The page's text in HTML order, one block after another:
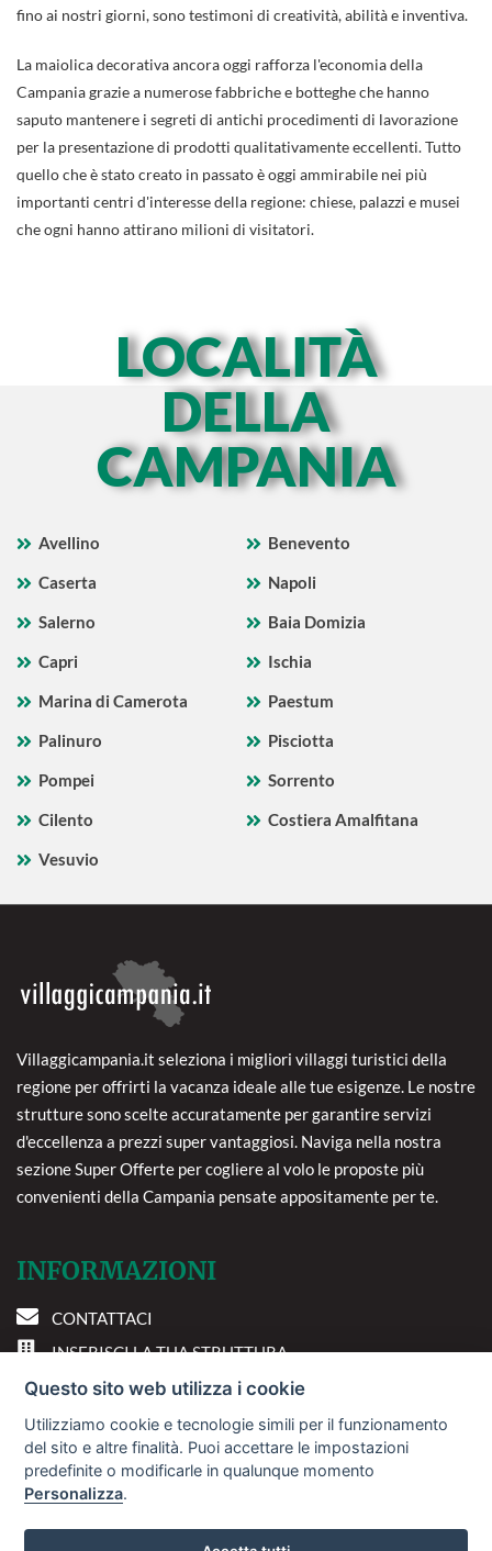
fino ai nostri giorni, sono testimoni di creatività, abilità e inventiva.
La maiolica decorativa ancora oggi rafforza l'economia della
Campania grazie a numerose fabbriche e botteghe che hanno
saputo mantenere i segreti di antichi procedimenti di lavorazione
per la presentazione di prodotti qualitativamente eccellenti. Tutto
quello che è stato creato in passato è oggi ammirabile nei più
importanti centri d'interesse della regione: chiese, palazzi e musei
che ogni hanno attirano milioni di visitatori.
LOCALITÀ
DELLA
CAMPANIA
Avellino
Benevento
Caserta
Napoli
Salerno
Baia Domizia
Capri
Ischia
Marina di Camerota
Paestum
Palinuro
Pisciotta
Pompei
Sorrento
Cilento
Costiera Amalfitana
Vesuvio
Villaggicampania.it seleziona i migliori villaggi turistici della
regione per offrirti la vacanza ideale alle tue esigenze. Le nostre
strutture sono scelte accuratamente per garantire servizi
d'eccellenza a prezzi super vantaggiosi. Naviga nella nostra
sezione Super Offerte per cogliere al volo le proposte più
convenienti della Campania pensate appositamente per te.
INFORMAZIONI
CONTATTACI
INSERISCI LA TUA STRUTTURA
PREFERENZE COOKIE
DOVE SIAMO
Via A. Costa, 2 - 63822
Questo sito web utilizza i cookie
Utilizziamo cookie e tecnologie simili per il funzionamento
del sito e altre finalità. Puoi accettare le impostazioni
predefinite o modificarle in qualunque momento
Personalizza.